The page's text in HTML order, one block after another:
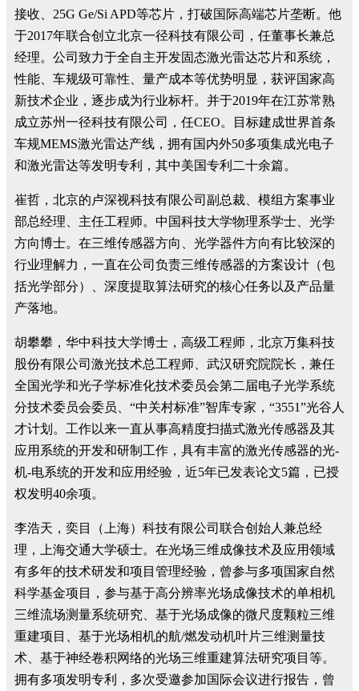
接收、25G Ge/Si APD等芯片，打破国际高端芯片垄断。他
于2017年联合创立北京一径科技有限公司，任董事长兼总
经理。公司致力于全自主开发固态激光雷达芯片和系统，
性能、车规级可靠性、量产成本等优势明显，获评国家高
新技术企业，逐步成为行业标杆。并于2019年在江苏常熟
成立苏州一径科技有限公司，任CEO。目标建成世界首条
车规MEMS激光雷达产线，拥有国内外50多项集成光电子
和激光雷达等发明专利，其中美国专利二十余篇。
崔哲，北京的卢深视科技有限公司副总裁、模组方案事业
部总经理、主任工程师。中国科技大学物理系学士、光学
方向博士。在三维传感器方向、光学器件方向有比较深的
行业理解力，一直在公司负责三维传感器的方案设计（包
括光学部分）、深度提取算法研究的核心任务以及产品量
产落地。
胡攀攀，华中科技大学博士，高级工程师，北京万集科技
股份有限公司激光技术总工程师、武汉研究院院长，兼任
全国光学和光子学标准化技术委员会第二届电子光学系统
分技术委员会委员、“中关村标准”智库专家，“3551”光谷人
才计划。工作以来一直从事高精度扫描式激光传感器及其
应用系统的开发和研制工作，具有丰富的激光传感器的光-
机-电系统的开发和应用经验，近5年已发表论文5篇，已授
权发明40余项。
李浩天，奕目（上海）科技有限公司联合创始人兼总经
理，上海交通大学硕士。在光场三维成像技术及应用领域
有多年的技术研发和项目管理经验，曾参与多项国家自然
科学基金项目，参与基于高分辨率光场成像技术的单相机
三维流场测量系统研究、基于光场成像的微尺度颗粒三维
重建项目、基于光场相机的航/燃发动机叶片三维测量技
术、基于神经卷积网络的光场三维重建算法研究项目等。
拥有多项发明专利，多次受邀参加国际会议进行报告，曾